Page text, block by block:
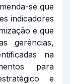
se que
indicadores
e que
gerências,
na
para
e